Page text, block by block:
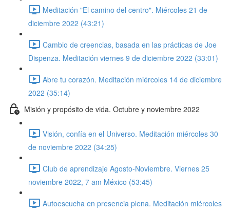
Meditación "El camino del centro". Miércoles 21 de
diciembre 2022 (43:21)
Cambio de creencias, basada en las prácticas de Joe
Dispenza. Meditación viernes 9 de diciembre 2022 (33:01)
Abre tu corazón. Meditación miércoles 14 de diciembre
2022 (35:14)
Misión y propósito de vida. Octubre y noviembre 2022
Visión, confía en el Universo. Meditación miércoles 30
de noviembre 2022 (34:25)
Club de aprendizaje Agosto-Noviembre. Viernes 25
noviembre 2022, 7 am México (53:45)
Autoescucha en presencia plena. Meditación miércoles